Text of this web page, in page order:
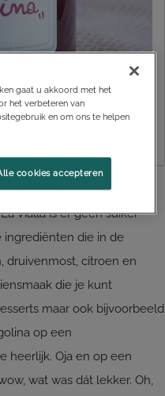
gebruiken. Het is een
Vialla is er geen suiker
ingrediënten die in de
druivenmost, citroen en
die je kunt
maar ook bijvoorbeeld
op een
heerlijk. Oja en op een
wat was dát lekker. Oh,
gaat u akkoord met het
het verbeteren van
en om ons te helpen
cookies accepteren